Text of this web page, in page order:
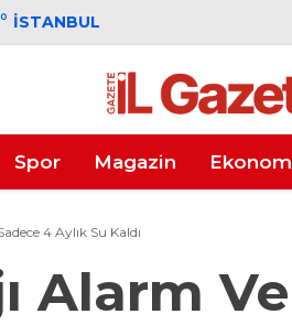
° İSTANBUL
Spor Magazin
4 Aylık Su Kaldı
Alarm